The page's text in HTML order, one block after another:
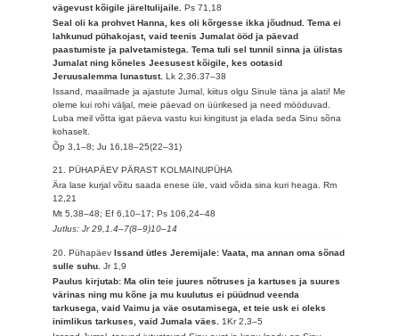
vägevust kõigile järeltulijaile.Ps 71,18
Seal oli ka prohvet Hanna, kes oli kõrgesse ikka jõudnud. Tema ei
lahkunud pühakojast, vaid teenis Jumalat ööd ja päevad
paastumiste ja palvetamistega. Tema tuli sel tunnil sinna ja ülistas
Jumalat ning kõneles Jeesusest kõigile, kes ootasid
Jeruusalemma lunastust.Lk 2,36.37–38
Issand, maailmade ja ajastute Jumal, kiitus olgu Sinule täna ja alati! Me
oleme kui rohi väljal, meie päevad on üürikesed ja need mööduvad.
Luba meil võtta igat päeva vastu kui kingitust ja elada seda Sinu sõna
kohaselt.
Õp 3,1–8; Ju 16,18–25(22–31)
21. PÜHAPÄEV PÄRAST KOLMAINUPÜHA
Ära lase kurjal võitu saada enese üle, vaid võida sina kuri heaga.Rm
12,21
Mt 5,38–48; Ef 6,10–17; Ps 106,24–48
Jutlus: Jr 29,1.4–7(8–9)10–14
20. PühapäevIssand ütles Jeremijale: Vaata, ma annan oma sõnad
sulle suhu.Jr 1,9
Paulus kirjutab: Ma olin teie juures nõtruses ja kartuses ja suures
värinas ning mu kõne ja mu kuulutus ei püüdnud veenda
tarkusega, vaid Vaimu ja väe osutamisega, et teie usk ei oleks
inimlikus tarkuses, vaid Jumala väes. 1Kr 2,3–5